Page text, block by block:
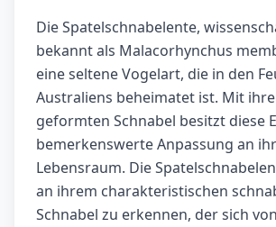
Die Spatelschnabelente,
bekannt als Malacorhynchus
eine seltene Vogelart, die in den
Australiens beheimatet ist. Mit
geformten Schnabel besitzt diese
bemerkenswerte Anpassung an
Lebensraum. Die
an ihrem charakteristischen
Schnabel zu erkennen, der sich